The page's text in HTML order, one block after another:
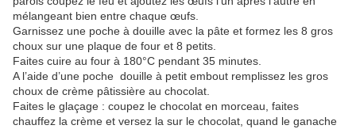
mélangeant bien entre chaque œufs.
Garnissez une poche à douille avec la pâte et formez les 8 gros
choux sur une plaque de four et 8 petits.
Faites cuire au four à 180°C pendant 35 minutes.
A l’aide d’une poche douille à petit embout remplissez les gros
choux de crème pâtissière au chocolat.
Faites le glaçage : coupez le chocolat en morceau, faites
chauffez la crème et versez la sur le chocolat, quand le ganache